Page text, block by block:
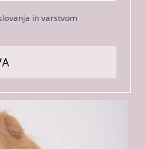
in varstvom